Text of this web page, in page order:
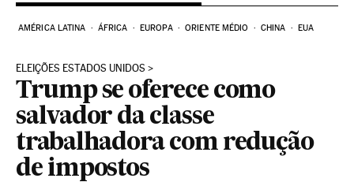
AMÉRICA LATINA ÁFRICA EUROPA ORIENTE MÉDIO CHINA EUA
ELEIÇÕES ESTADOS UNIDOS
Trump se oferece como
salvador da classe
trabalhadora com redução
de impostos